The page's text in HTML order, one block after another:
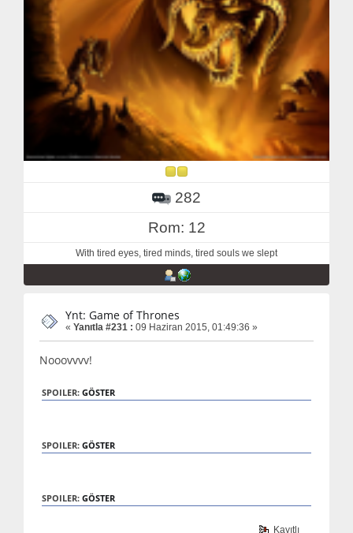
282
Rom: 12
With tired eyes, tired minds, tired souls we slept
Ynt: Game of Thrones
« Yanıtla #231 : 09 Haziran 2015, 01:49:36 »
Nooovvvv!
SPOILER: GÖSTER
SPOILER: GÖSTER
SPOILER: GÖSTER
Kayıtlı